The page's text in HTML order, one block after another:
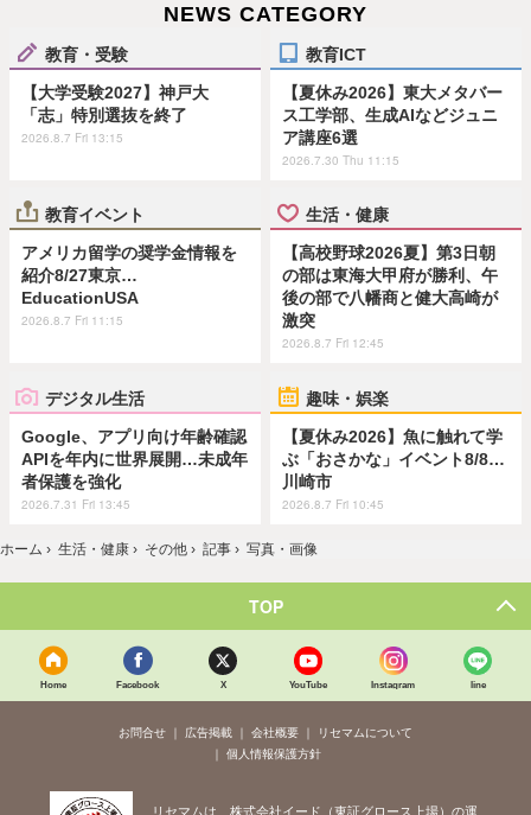
NEWS CATEGORY
教育・受験
【大学受験2027】神戸大
「志」特別選抜を終了
2026.8.7 Fri 13:15
教育ICT
【夏休み2026】東大メタバー
ス工学部、生成AIなどジュニ
ア講座6選
2026.7.30 Thu 11:15
教育イベント
アメリカ留学の奨学金情報を
紹介8/27東京…
EducationUSA
2026.8.7 Fri 11:15
生活・健康
【高校野球2026夏】第3日朝
の部は東海大甲府が勝利、午
後の部で八幡商と健大高崎が
激突
2026.8.7 Fri 12:45
デジタル生活
Google、アプリ向け年齢確認
APIを年内に世界展開…未成年
者保護を強化
2026.7.31 Fri 13:45
趣味・娯楽
【夏休み2026】魚に触れて学
ぶ「おさかな」イベント8/8…
川崎市
2026.8.7 Fri 10:45
ホーム › 生活・健康 › その他 › 記事 › 写真・画像
TOP
Home Facebook X YouTube Instagram line
お問合せ 広告掲載 会社概要
リセマムについて
個人情報保護方針
リセマムは、株式会社イード（東証グロース上場）の運